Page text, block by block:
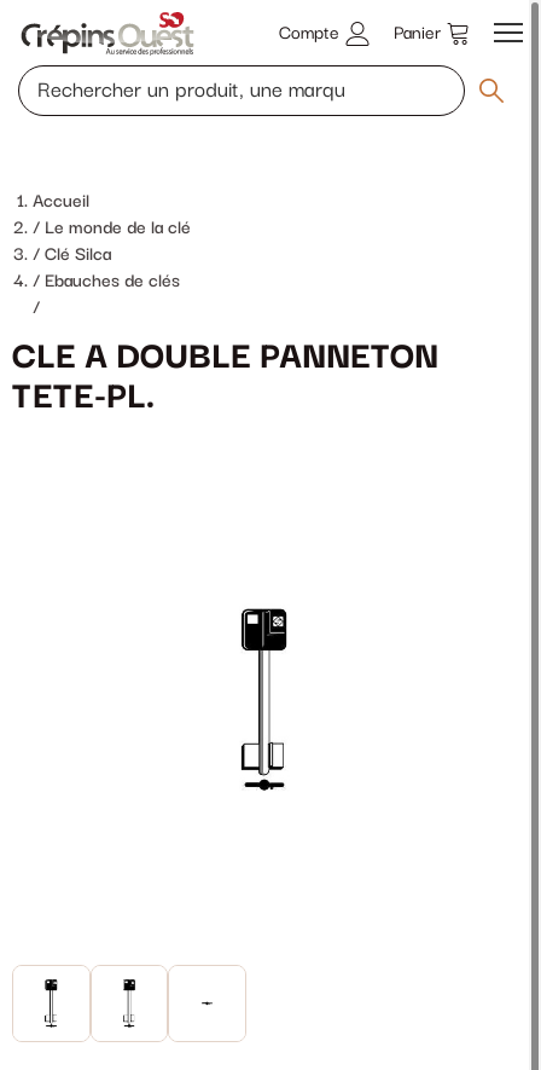
Compte Panier
Accueil
Le monde de la clé
Clé Silca
Ebauches de clés
/
CLE A DOUBLE PANNETON
TETE-PL.